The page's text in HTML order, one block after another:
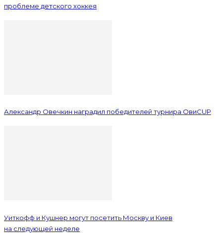
проблеме детского хоккея
Александр Овечкин наградил победителей турнира ОвиCUP
Уиткофф и Кушнер могут посетить Москву и Киев
на следующей неделе